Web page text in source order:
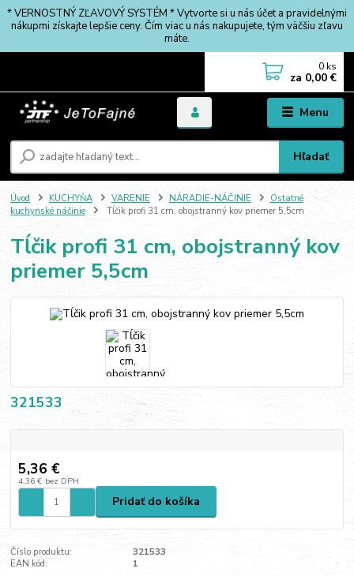
* VERNOSTNÝ ZĽAVOVÝ SYSTÉM * Vytvorte si u nás účet a pravidelnými
nákupmi získajte lepšie ceny. Čím viac u nás nakupujete, tým väčšiu zľavu
máte.
Menu
Hľadať
0 ks
za 0,00 €
Úvod KUCHYŇA VARENIE NÁRADIE-NÁČINIE
Ostatné
kuchynské náčinie
Tĺčik profi 31 cm, obojstranný kov priemer 5,5cm
Tĺčik profi 31 cm, obojstranný kov
priemer 5,5cm
321533
5,36 €
4,36 € bez DPH
Pridať do košíka
Číslo produktu:
321533
EAN kód:
1